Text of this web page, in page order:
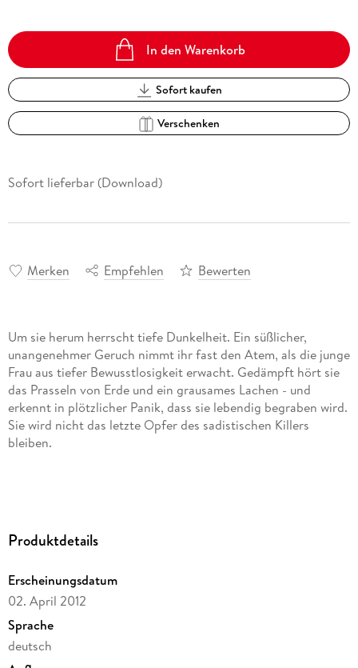
In den Warenkorb
Sofort kaufen
Verschenken
Sofort lieferbar (Download)
Merken Empfehlen Bewerten
Um sie herum herrscht tiefe Dunkelheit. Ein süßlicher,
unangenehmer Geruch nimmt ihr fast den Atem, als die junge
Frau aus tiefer Bewusstlosigkeit erwacht. Gedämpft hört sie
das Prasseln von Erde und ein grausames Lachen - und
erkennt in plötzlicher Panik, dass sie lebendig begraben wird.
Sie wird nicht das letzte Opfer des sadistischen Killers
bleiben.
kranken Plan verfolgt, in dem sie eine Schlüsselrolle spielt . . .
Produktdetails
Erscheinungsdatum
02. April 2012
Sprache
deutsch